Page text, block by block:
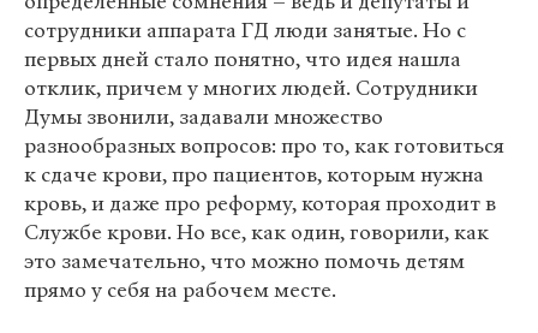
сотрудники аппарата ГД люди занятые. Но с
первых дней стало понятно, что идея нашла
отклик, причем у многих людей. Сотрудники
Думы звонили, задавали множество
разнообразных вопросов: про то, как готовиться
к сдаче крови, про пациентов, которым нужна
кровь, и даже про реформу, которая проходит в
Службе крови. Но все, как один, говорили, как
это замечательно, что можно помочь детям
прямо у себя на рабочем месте.